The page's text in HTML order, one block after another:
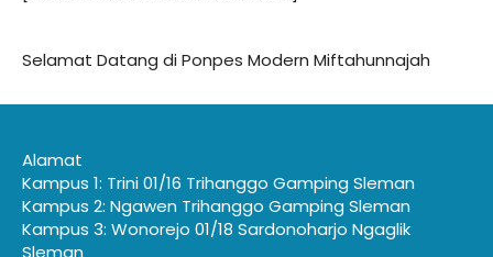
Selamat Datang di Ponpes Modern Miftahunnajah
Alamat
Kampus 1: Trini 01/16 Trihanggo Gamping Sleman
Kampus 2: Ngawen Trihanggo Gamping Sleman
Kampus 3: Wonorejo 01/18 Sardonoharjo Ngaglik
Sleman